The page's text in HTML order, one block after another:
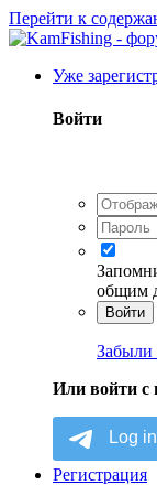
Перейти к
Уже
Войти
общим
Войти
Забыли
Или войти с
Регистрация